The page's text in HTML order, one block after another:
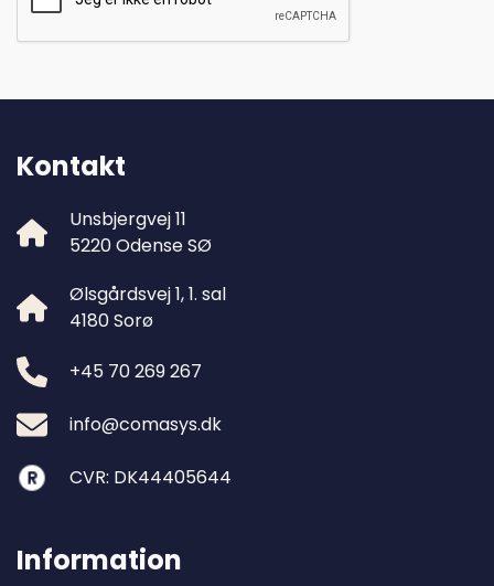
Kontakt
Unsbjergvej 11
5220 Odense SØ
Ølsgårdsvej 1, 1. sal
4180 Sorø
+45 70 269 267
info@comasys.dk
CVR: DK44405644
Information